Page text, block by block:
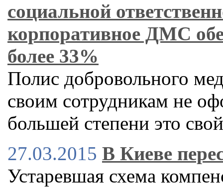
социальной
корпоративное ДМС
более 33%
Полис добровольного
своим сотрудникам не
большей степени это
27.03.2015 В Киеве
Устаревшая схема